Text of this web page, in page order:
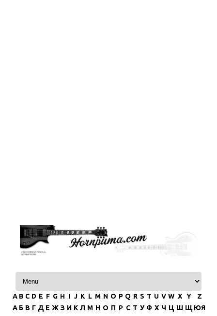
Перейти к содержимому
A B C D E F G H I J K L M N O P Q R S T U V W X Y
Z
А Б В Г Д Е Ж З И К Л М Н О П Р С Т У Ф Х Ч Ц Ш Щ ЮЯ